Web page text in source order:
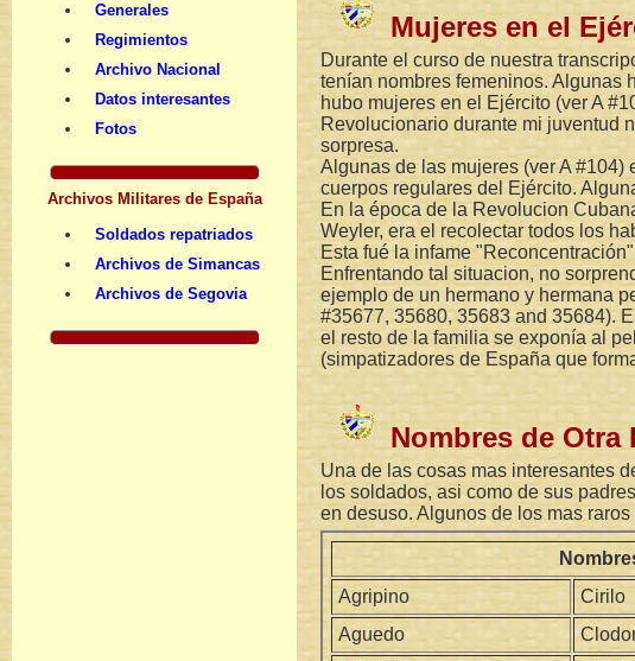
Generales
Regimientos
Archivo Nacional
Datos interesantes
Fotos
Archivos Militares de España
Soldados repatriados
Archivos de Simancas
Archivos de Segovia
Mujeres en el
Durante el curso de nuestra
tenían nombres femeninos. Algunas
hubo mujeres en el Ejército (ver A
Revolucionario durante mi juventud
sorpresa.
Algunas de las mujeres (ver A
cuerpos regulares del Ejército.
En la época de la Revolucion
Weyler, era el recolectar todos los
Esta fué la infame
Enfrentando tal situacion, no
ejemplo de un hermano y hermana
#35677, 35680, 35683 and 35684).
el resto de la familia se exponía al
(simpatizadores de España que
Nombres de Otra
Una de las cosas mas interesantes
los soldados, asi como de sus
en desuso. Algunos de los mas
Agripino
Cirilo
Aguedo